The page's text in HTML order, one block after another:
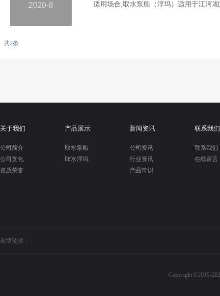
2020-8 适用场合,取水泵船（浮坞）适用于江河
共2条
关于我们
公司简介
公司文化
资质荣誉
产品展示
取水泵船
取水浮坞
新闻资讯
公司资讯
行业资讯
产品常识
联系我们
联系我们
在线留言
友情链接：
Copyright © 2015-